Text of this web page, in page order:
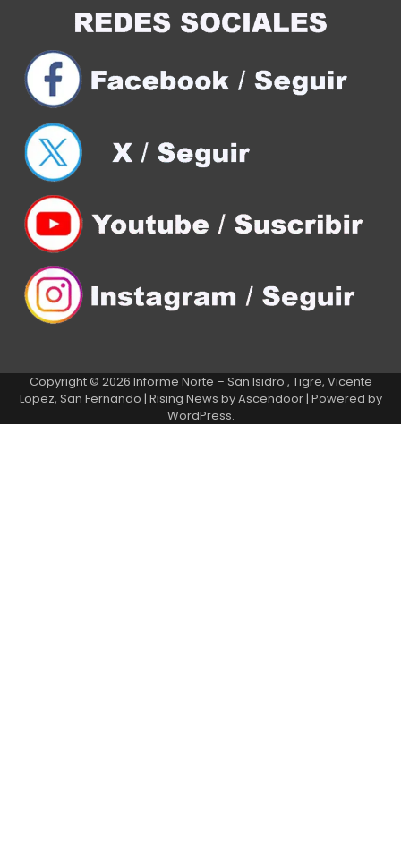
Copyright © 2026 Informe Norte – San Isidro , Tigre, Vicente
Lopez, San Fernando | Rising News byAscendoor| Powered by
WordPress.